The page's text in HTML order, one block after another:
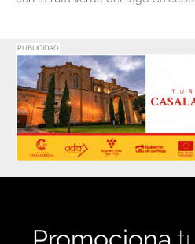
PUBLICIDAD